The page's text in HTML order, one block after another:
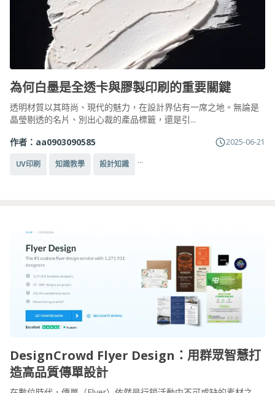
為何白墨是全透卡與膠製印刷的重要關鍵
透明材質以其時尚、現代的魅力，在設計界佔有一席之地。無論是
晶瑩剔透的名片、別出心裁的產品標籤，還是引...
作者： aa0903090585 2025-06-21
UV印刷 知識教學 設計知識 ...
DesignCrowd Flyer Design：用群眾智慧打
造高品質傳單設計